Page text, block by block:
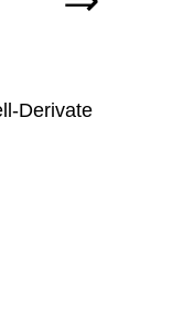
Derivate